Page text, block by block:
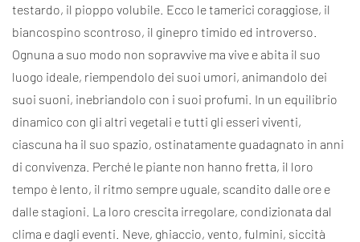
testardo, il pioppo volubile. Ecco le tamerici coraggiose, il
biancospino scontroso, il ginepro timido ed introverso.
Ognuna a suo modo non sopravvive ma vive e abita il suo
luogo ideale, riempendolo dei suoi umori, animandolo dei
suoi suoni, inebriandolo con i suoi profumi. In un equilibrio
dinamico con gli altri vegetali e tutti gli esseri viventi,
ciascuna ha il suo spazio, ostinatamente guadagnato in anni
di convivenza. Perché le piante non hanno fretta, il loro
tempo è lento, il ritmo sempre uguale, scandito dalle ore e
dalle stagioni. La loro crescita irregolare, condizionata dal
clima e dagli eventi. Neve, ghiaccio, vento, fulmini, siccità